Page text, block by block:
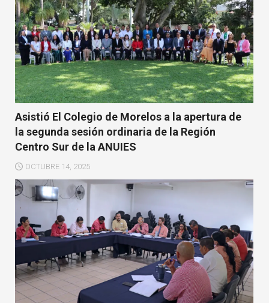
Asistió El Colegio de Morelos a la apertura de
la segunda sesión ordinaria de la Región
Centro Sur de la ANUIES
OCTUBRE 14, 2025